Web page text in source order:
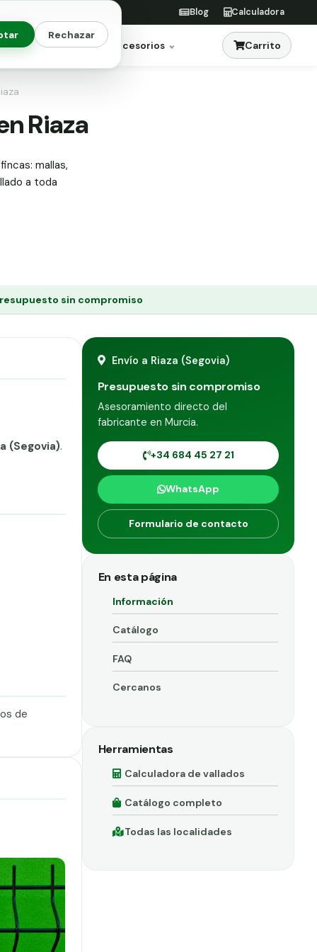
Rechazar
Blog Calculadora
Jardinería Accesorios Carrito
Riaza
mallas,
a toda
sin compromiso
(Segovia).
de
Envío a Riaza (Segovia)
Presupuesto sin compromiso
Asesoramiento directo del
fabricante en Murcia.
+34 684 45 27 21
WhatsApp
Formulario de contacto
En esta página
Información
Catálogo
FAQ
Cercanos
Herramientas
Calculadora de vallados
Catálogo completo
Todas las localidades